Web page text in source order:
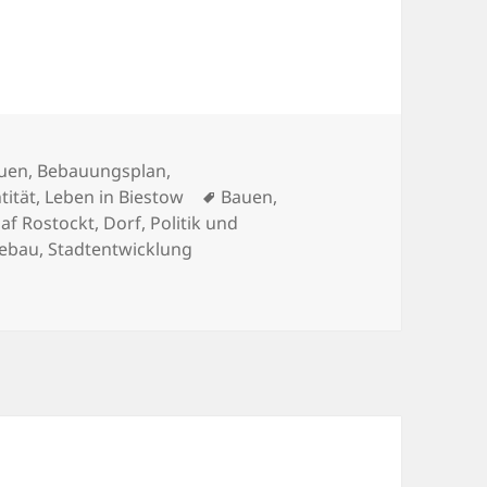
, Bebauungsplan,
, Leben in Biestow Schlagwörter
Bauen,
Rostockt, Dorf, Politik und
, Stadtentwicklung